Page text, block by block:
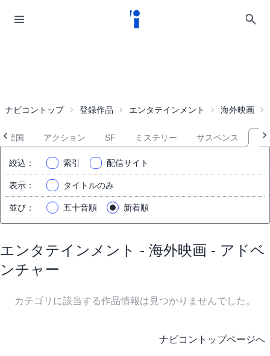
ナビコントップ 登録作品 エンタテインメント 海外映画
韓国 アクション SF ミステリー サスペンス ア
絞込 ： 索引 配信サイト
表示 ： タイトルのみ
並び ： 五十音順 新着順
エンタテインメント - 海外映画 - アドベ
ンチャー
カテゴリに該当する作品情報は見つかりませんでした。
ナビコントップページへ